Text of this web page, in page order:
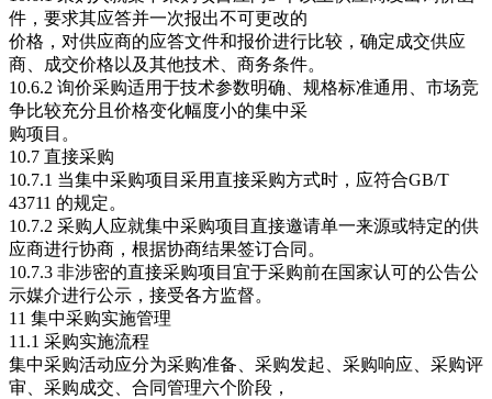
件，要求其应答并一次报出不可更改的
价格，对供应商的应答文件和报价进行比较，确定成交供应
商、成交价格以及其他技术、商务条件。
10.6.2 询价采购适用于技术参数明确、规格标准通用、市场竞
争比较充分且价格变化幅度小的集中采
购项目。
10.7 直接采购
10.7.1 当集中采购项目采用直接采购方式时，应符合GB/T
43711 的规定。
10.7.2 采购人应就集中采购项目直接邀请单一来源或特定的供
应商进行协商，根据协商结果签订合同。
10.7.3 非涉密的直接采购项目宜于采购前在国家认可的公告公
示媒介进行公示，接受各方监督。
11 集中采购实施管理
11.1 采购实施流程
集中采购活动应分为采购准备、采购发起、采购响应、采购评
审、采购成交、合同管理六个阶段，